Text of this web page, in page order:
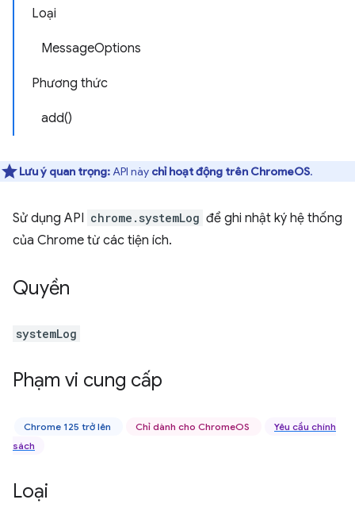
Loại
MessageOptions
Phương thức
add()
Lưu ý quan trọng:API này chỉ hoạt động trên ChromeOS.
Sử dụng API chrome.systemLog để ghi nhật ký hệ thống
của Chrome từ các tiện ích.
Quyền
systemLog
Phạm vi cung cấp
Chrome 125 trở lên Chỉ dành cho ChromeOS
Yêu cầu chính
sách
Loại